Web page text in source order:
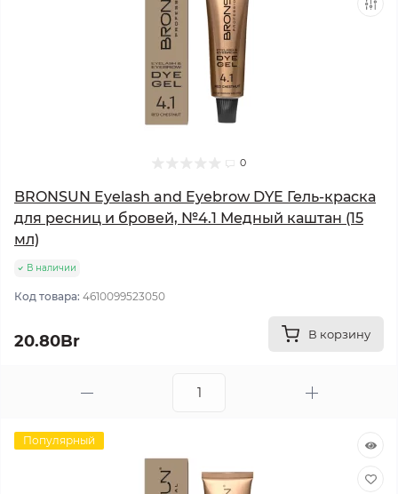
0
BRONSUN Eyelash and Eyebrow DYE Гель-краска
для ресниц и бровей, №4.1 Медный каштан (15
мл)
В наличии
Код товара: 4610099523050
20.80Br В корзину
Популярный